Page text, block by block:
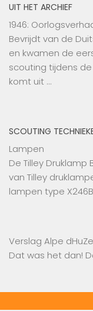
UIT HET ARCHIEF
1946:
Bevrijdt van de
en kwamen de
scouting tijdens
komt uit …
SCOUTING
Lampen
De Tilley
van Tilley
lampen type
Verslag Alpe
Dat was het dan!